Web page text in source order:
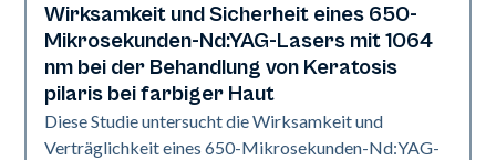
Verjüngung | Hautfarbe
Wirksamkeit und Sicherheit eines 650-
Mikrosekunden-Nd:YAG-Lasers mit 1064
nm bei der Behandlung von Keratosis
pilaris bei farbiger Haut
Diese Studie untersucht die Wirksamkeit und
Verträglichkeit eines 650-Mikrosekunden-Nd:YAG-